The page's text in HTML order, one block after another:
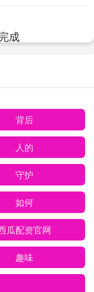
成
背后
人的
守护
如何
瓜配资官网
趣味